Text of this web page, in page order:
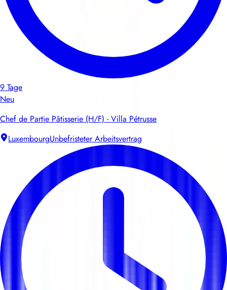
9 Tage
Neu
Chef de Partie Pâtisserie (H/F) - Villa Pétrusse
LuxembourgUnbefristeter Arbeitsvertrag